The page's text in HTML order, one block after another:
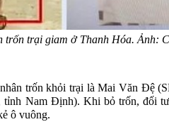
trốn trại giam ở Thanh Hóa. Ảnh:
trốn khỏi trại là Mai Văn Đệ
tỉnh Nam Định). Khi bỏ trốn, đối
ô vuông.